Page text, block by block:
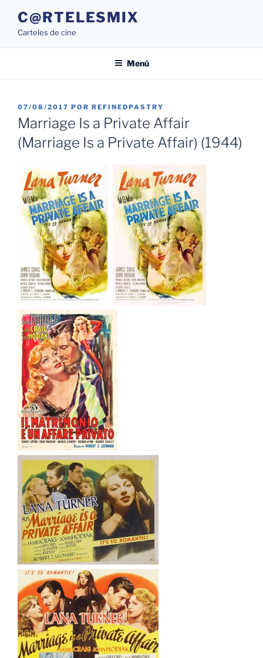
contenido
C@RTELESMIX
Carteles de cine
Menú
PUBLICADO
EL
07/08/2017 POR REFINEDPASTRY
Marriage Is a Private Affair
(Marriage Is a Private Affair) (1944)